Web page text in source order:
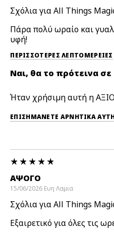
Σχόλια για All Things
Πάρα πολύ ωραίο και
υφή!
ΠΕΡΙΣΣΌΤΕΡΕΣ ΛΕΠΤΟΜΈΡΕΙΕΣ
Ναι, θα το πρότεινα σε
Ήταν χρήσιμη αυτή η
ΑΨΟΓΟ
15/06/2026 Ευη Λαμια
Σχόλια για All Things
Εξαιρετικό για όλες τις